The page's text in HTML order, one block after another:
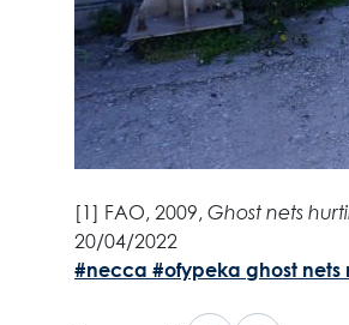
[1] FAO, 2009, Ghost nets
20/04/2022
#necca #ofypeka ghost nets